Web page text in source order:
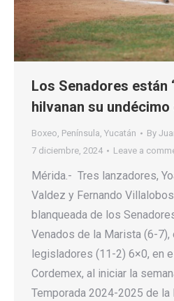
Los Senadores están
hilvanan su undécimo
Boxeo, Península, Yucatán By
7 diciembre, 2024
Leave a
Mérida.- Tres lanzadores,
Valdez y Fernando
blanqueada de los
Venados de la Marista (6-
legisladores (11-2) 6×0, en
Cordemex, al iniciar la
Temporada 2024-2025 de la